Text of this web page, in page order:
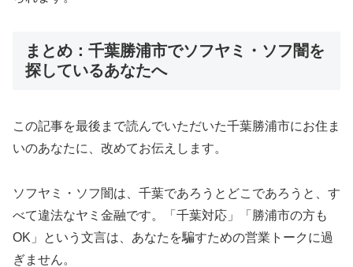
まとめ：千葉勝浦市でソフヤミ・ソフ闇を
探しているあなたへ
この記事を最後まで読んでいただいた千葉勝浦市にお住ま
いのあなたに、改めてお伝えします。
ソフヤミ・ソフ闇は、千葉であろうとどこであろうと、す
べて違法なヤミ金融です。「千葉対応」「勝浦市の方も
OK」という文言は、あなたを騙すための営業トークに過
ぎません。